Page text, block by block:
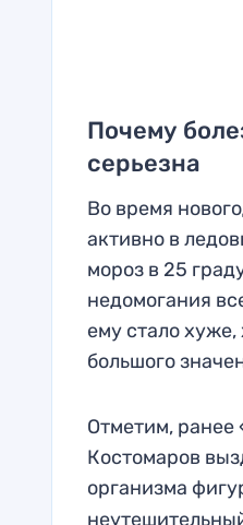
Почему
серьезна
Во время
активно в
мороз в 25
недомогания
ему стало
большого
Отметим, ранее
Костомаров
организма